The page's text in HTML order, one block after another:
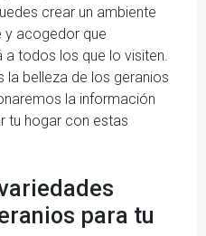
crear un ambiente
y acogedor que
todos los que lo visiten.
la belleza de los geranios
la información
tu hogar con estas
para tu